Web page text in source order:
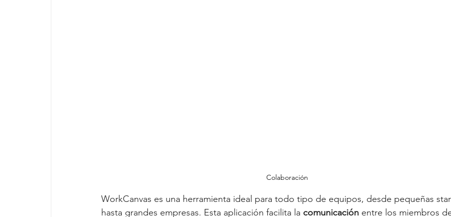
Colaboración
WorkCanvas es una herramienta ideal para todo tipo de equipos, desde pequeñas
hasta grandes empresas. Esta aplicación facilita la comunicación entre los miembros